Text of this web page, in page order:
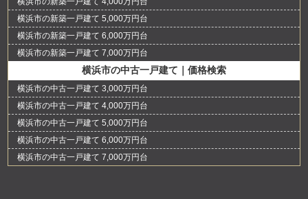
横浜市の新築一戸建て 5,000万円台
横浜市の新築一戸建て 6,000万円台
横浜市の新築一戸建て 7,000万円台
横浜市の中古一戸建て｜価格検索
横浜市の中古一戸建て 3,000万円台
横浜市の中古一戸建て 4,000万円台
横浜市の中古一戸建て 5,000万円台
横浜市の中古一戸建て 6,000万円台
横浜市の中古一戸建て 7,000万円台